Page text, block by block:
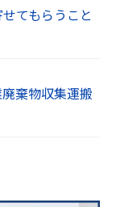
てもらうこと
棄物収集運搬